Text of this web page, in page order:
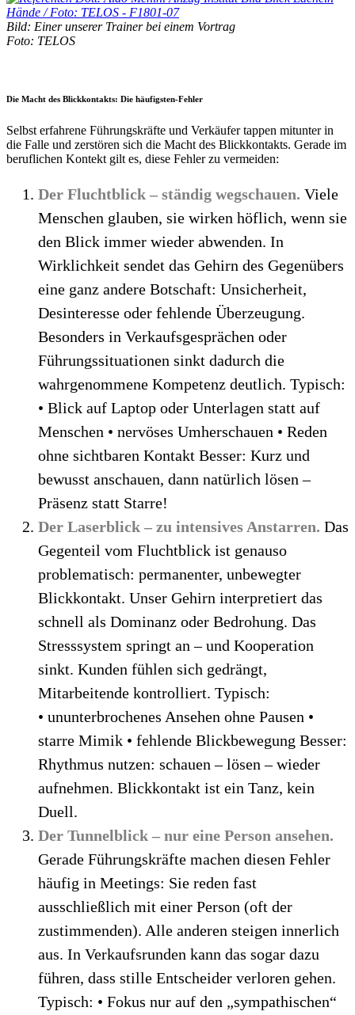
Bild: Einer unserer Trainer bei einem Vortrag
Foto: TELOS
Die Macht des Blickkontakts: Die häufigsten-Fehler
Selbst erfahrene Führungskräfte und Verkäufer tappen mitunter in
die Falle und zerstören sich die Macht des Blickkontakts. Gerade im
beruflichen Kontekt gilt es, diese Fehler zu vermeiden:
Der Fluchtblick – ständig wegschauen. Viele
Menschen glauben, sie wirken höflich, wenn sie
den Blick immer wieder abwenden. In
Wirklichkeit sendet das Gehirn des Gegenübers
eine ganz andere Botschaft: Unsicherheit,
Desinteresse oder fehlende Überzeugung.
Besonders in Verkaufsgesprächen oder
Führungssituationen sinkt dadurch die
wahrgenommene Kompetenz deutlich. Typisch:
• Blick auf Laptop oder Unterlagen statt auf
Menschen • nervöses Umherschauen • Reden
ohne sichtbaren Kontakt Besser: Kurz und
bewusst anschauen, dann natürlich lösen –
Präsenz statt Starre!
Der Laserblick – zu intensives Anstarren. Das
Gegenteil vom Fluchtblick ist genauso
problematisch: permanenter, unbewegter
Blickkontakt. Unser Gehirn interpretiert das
schnell als Dominanz oder Bedrohung. Das
Stresssystem springt an – und Kooperation
sinkt. Kunden fühlen sich gedrängt,
Mitarbeitende kontrolliert. Typisch:
• ununterbrochenes Ansehen ohne Pausen •
starre Mimik • fehlende Blickbewegung Besser:
Rhythmus nutzen: schauen – lösen – wieder
aufnehmen. Blickkontakt ist ein Tanz, kein
Duell.
Der Tunnelblick – nur eine Person ansehen.
Gerade Führungskräfte machen diesen Fehler
häufig in Meetings: Sie reden fast
ausschließlich mit einer Person (oft der
zustimmenden). Alle anderen steigen innerlich
aus. In Verkaufsrunden kann das sogar dazu
führen, dass stille Entscheider verloren gehen.
Typisch: • Fokus nur auf den „sympathischen“